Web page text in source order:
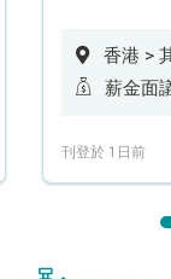
香港 >
薪金面
刊登於 1日前